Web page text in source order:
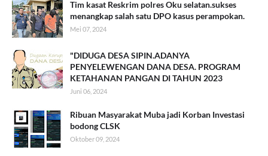
Tim kasat Reskrim polres Oku selatan.sukses
menangkap salah satu DPO kasus perampokan.
Mei 07, 2024
"DIDUGA DESA SIPIN.ADANYA
PENYELEWENGAN DANA DESA. PROGRAM
KETAHANAN PANGAN DI TAHUN 2023
Juni 06, 2024
Ribuan Masyarakat Muba jadi Korban Investasi
bodong CLSK
Oktober 09, 2024